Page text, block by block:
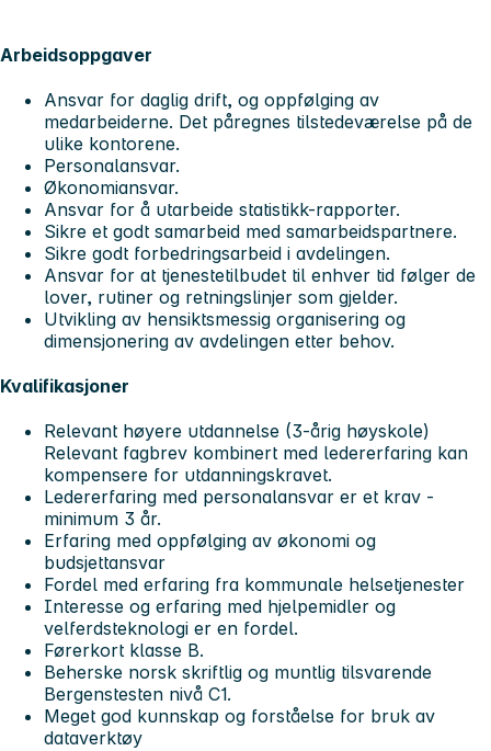
Arbeidsoppgaver
Ansvar for daglig drift, og oppfølging av
medarbeiderne. Det påregnes tilstedeværelse på de
ulike kontorene.
Personalansvar.
Økonomiansvar.
Ansvar for å utarbeide statistikk-rapporter.
Sikre et godt samarbeid med samarbeidspartnere.
Sikre godt forbedringsarbeid i avdelingen.
Ansvar for at tjenestetilbudet til enhver tid følger de
lover, rutiner og retningslinjer som gjelder.
Utvikling av hensiktsmessig organisering og
dimensjonering av avdelingen etter behov.
Kvalifikasjoner
Relevant høyere utdannelse (3-årig høyskole)
Relevant fagbrev kombinert med ledererfaring kan
kompensere for utdanningskravet.
Ledererfaring med personalansvar er et krav -
minimum 3 år.
Erfaring med oppfølging av økonomi og
budsjettansvar
Fordel med erfaring fra kommunale helsetjenester
Interesse og erfaring med hjelpemidler og
velferdsteknologi er en fordel.
Førerkort klasse B.
Beherske norsk skriftlig og muntlig tilsvarende
Bergenstesten nivå C1.
Meget god kunnskap og forståelse for bruk av
dataverktøy